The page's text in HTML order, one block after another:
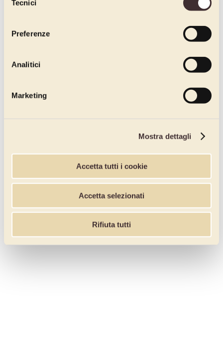
delTecnici
Preferenze
Analitici
Marketing
Mostra dettagli
Accetta tutti i cookie
Accetta selezionati
Rifiuta tutti